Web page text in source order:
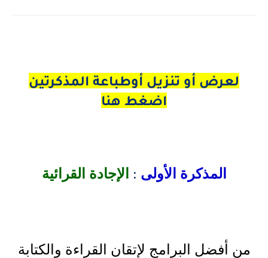
لعرض أو تنزيل أوطباعة المذكرتين
اضغط هنا
المذكرة الأولى : الإجادة القرائية
من أفضل البرامج لإتقان القراءة والكتابة